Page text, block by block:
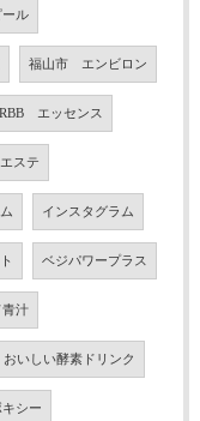
ール
福山市 エンビロン
エッセンス
ステ
インスタグラム
ベジパワープラス
青汁
おいしい酵素ドリンク
シー